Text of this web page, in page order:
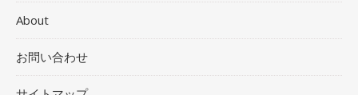
About
お問い合わせ